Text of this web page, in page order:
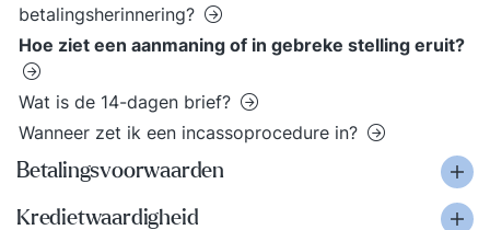
betalingsherinnering?
Hoe ziet een aanmaning of in gebreke stelling eruit?
Wat is de 14-dagen brief?
Wanneer zet ik een incassoprocedure in?
Betalingsvoorwaarden
Kredietwaardigheid